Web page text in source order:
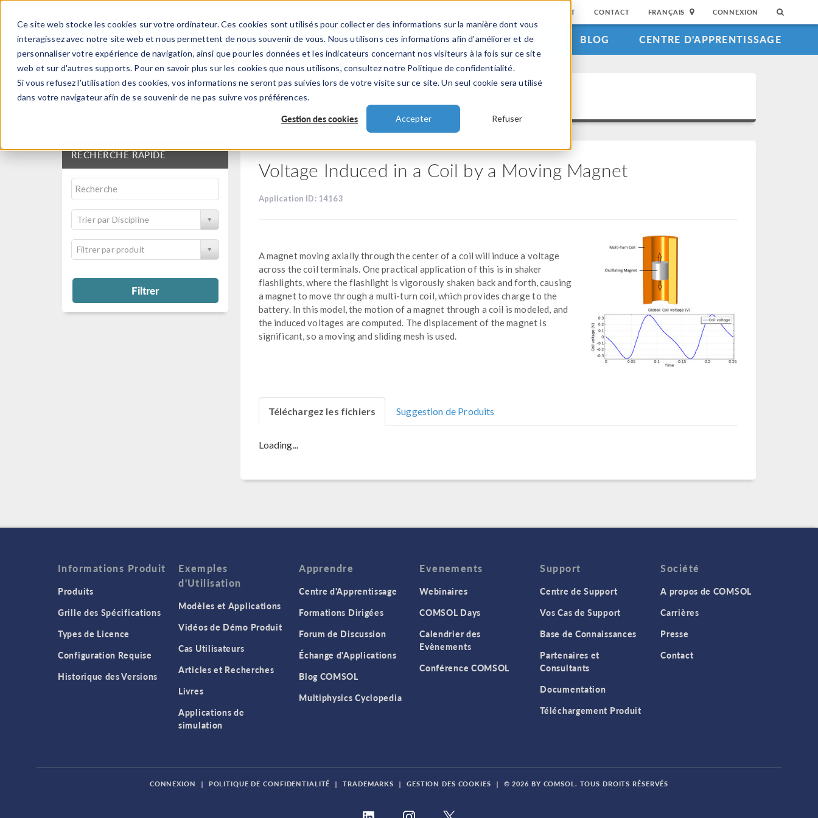
Ce site web stocke les cookies sur votre ordinateur. Ces cookies sont utilisés pour collecter des informations sur la manière dont vous
interagissez avec notre site web et nous permettent de nous souvenir de vous. Nous utilisons ces informations afin d'améliorer et de
personnaliser votre expérience de navigation, ainsi que pour les données et les indicateurs concernant nos visiteurs à la fois sur ce site
web et sur d'autres supports. Pour en savoir plus sur les cookies que nous utilisons, consultez notre Politique de confidentialité.
Si vous refusez l'utilisation des cookies, vos informations ne seront pas suivies lors de votre visite sur ce site. Un seul cookie sera utilisé
dans votre navigateur afin de se souvenir de ne pas suivre vos préférences.
Gestion des cookies Accepter Refuser
SUPPORT CONTACT FRANÇAIS CONNEXION
PRODUITS INDUSTRIES VIDEOS EVENEMENTS BLOG CENTRE D'APPRENTISSAGE
Bibliothèque d'Applications
RECHERCHE RAPIDE
Trier par Discipline
Filtrer par produit
Filtrer
Voltage Induced in a Coil by a Moving Magnet
Application ID: 14163
A magnet moving axially through the center of a coil will induce a voltage
across the coil terminals. One practical application of this is in shaker
flashlights, where the flashlight is vigorously shaken back and forth, causing
a magnet to move through a multi-turn coil, which provides charge to the
battery. In this model, the motion of a magnet through a coil is modeled, and
the induced voltages are computed. The displacement of the magnet is
significant, so a moving and sliding mesh is used.
Téléchargez les fichiers Suggestion de Produits
Loading...
Informations Produit
Produits
Grille des Spécifications
Types de Licence
Configuration Requise
Historique des Versions
Exemples
d'Utilisation
Modèles et Applications
Vidéos de Démo Produit
Cas Utilisateurs
Articles et Recherches
Livres
Applications de
simulation
Apprendre
Centre d'Apprentissage
Formations Dirigées
Forum de Discussion
Échange d'Applications
Blog COMSOL
Multiphysics Cyclopedia
Evenements
Webinaires
COMSOL Days
Calendrier des
Evènements
Conférence COMSOL
Support
Centre de Support
Vos Cas de Support
Base de Connaissances
Partenaires et
Consultants
Documentation
Téléchargement Produit
Société
A propos de COMSOL
Carrières
Presse
Contact
CONNEXION | POLITIQUE DE CONFIDENTIALITÉ | TRADEMARKS | GESTION DES COOKIES | © 2026 BY COMSOL. TOUS DROITS RÉSERVÉS